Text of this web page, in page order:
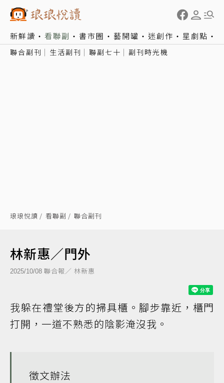
新鮮讀 看聯副 書市圈 藝開罐 迷創作 星劇點
聯合副刊 生活副刊 聯副七十 副刊時光機
琅琅悅讀 看聯副 聯合副刊
林新惠／門外
2025/10/08 聯合報／ 林新惠
我躲在禮堂後方的掃具櫃。腳步靠近，櫃門
打開，一道不熟悉的陰影淹沒我。
徵文辦法